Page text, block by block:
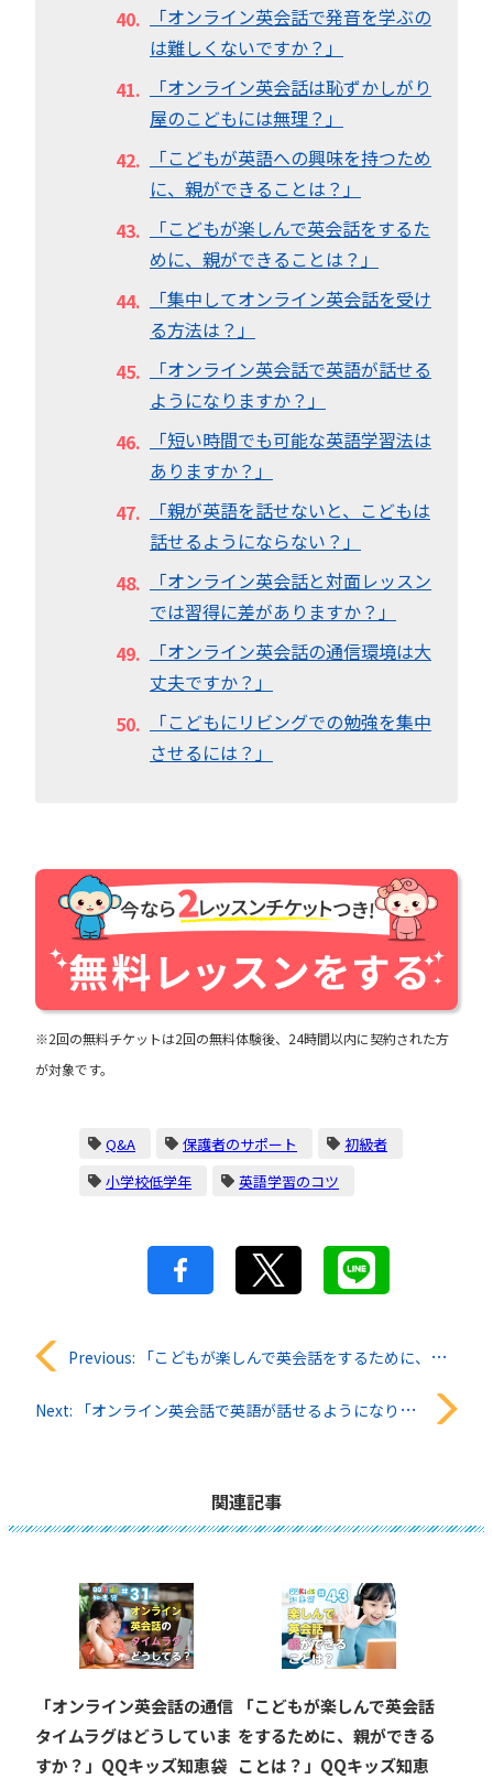
「オンライン英会話で発音を学ぶの
は難しくないですか？」
「オンライン英会話は恥ずかしがり
屋のこどもには無理？」
「こどもが英語への興味を持つため
に、親ができることは？」
「こどもが楽しんで英会話をするた
めに、親ができることは？」
「集中してオンライン英会話を受け
る方法は？」
「オンライン英会話で英語が話せる
ようになりますか？」
「短い時間でも可能な英語学習法は
ありますか？」
「親が英語を話せないと、こどもは
話せるようにならない？」
「オンライン英会話と対面レッスン
では習得に差がありますか？」
「オンライン英会話の通信環境は大
丈夫ですか？」
「こどもにリビングでの勉強を集中
させるには？」
※2回の無料チケットは2回の無料体験後、24時間以内に契約された方
が対象です。
Q&A 保護者のサポート
初級者
小学校低学年
英語学習のコツ
投
稿
ョ
ン
Previous: 「こどもが楽しんで英会話をするために、親ができることは？」QQキッズ知恵袋#43
Next: 「オンライン英会話で英語が話せるようになりますか？」QQキッズ知恵袋#45
関連記事
「オンライン英会話の通信
タイムラグはどうしていま
すか？」QQキッズ知恵袋
「こどもが楽しんで英会話
をするために、親ができる
ことは？」QQキッズ知恵